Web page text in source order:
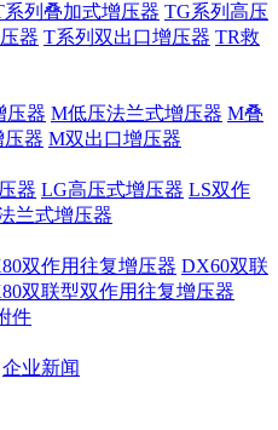
系列叠加式增压器 TG系列高压
器 T系列双出口增压器 TR救
压器 M低压法兰式增压器 M叠
压器 M双出口增压器
器 LG高压式增压器 LS双作
兰式增压器
双作用往复增压器 DX60双联
双联型双作用往复增压器
件
企业新闻